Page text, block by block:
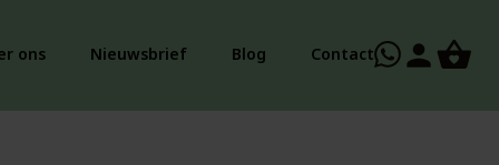
ons Nieuwsbrief Blog Contact person